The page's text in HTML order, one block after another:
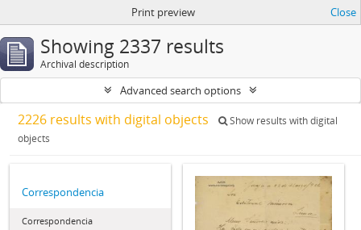
Print preview Close
Showing 2337 results
Archival description
Advanced search options
2226 results with digital objects
Show results with digital
objects
Correspondencia
Correspondencia